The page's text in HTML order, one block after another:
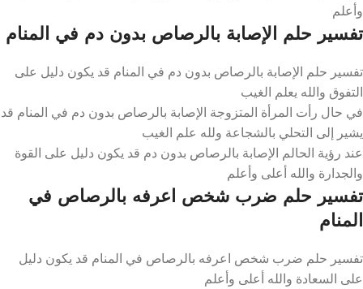
وأعلم
تفسير حلم الإصابة بالرصاص بدون دم في المنام
تفسير حلم الإصابة بالرصاص بدون دم في المنام قد يكون دليل على
التفوق والله يعلم الغيب
في حال رأت المرأة المتزوجة الإصابة بالرصاص بدون دم في المنام قد
يشير إلى التحلي بالشجاعة ولله علم الغيب
عند رؤية الحالم الإصابة بالرصاص بدون دم قد يكون دليل على القوة
والجدارة والله أعلى وأعلم
تفسير حلم ضرب شخص اعرفه بالرصاص في
المنام
تفسير حلم ضرب شخص اعرفه بالرصاص في المنام قد يكون دليل
على السعادة والله أعلى وأعلم